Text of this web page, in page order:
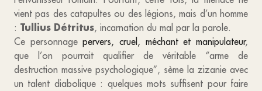
vient pas des catapultes ou des légions, mais d’un homme
: Tullius Détritus, incarnation du mal par la parole.
Ce personnagepervers, cruel, méchant et manipulateur,
que l’on pourrait qualifier de véritable “arme de
destruction massive psychologique”, sème la zizanie avec
un talent diabolique : quelques mots suffisent pour faire